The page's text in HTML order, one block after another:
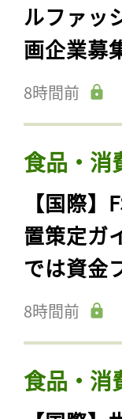
ルファッ
画企業募
8時間前
食品・消
【国際
置策定ガ
では資金
8時間前
食品・消